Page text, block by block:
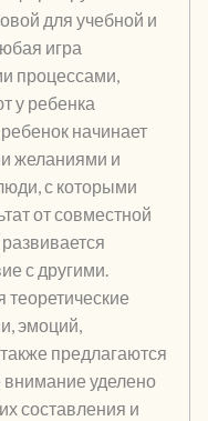
для учебной и
игра
процессами,
у ребенка
начинает
желаниями и
с которыми
от совместной
с другими.
эмоций,
предлагаются
внимание уделено
составления и